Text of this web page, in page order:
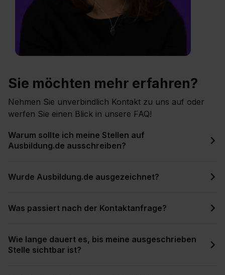
Sie möchten mehr erfahren?
Nehmen Sie unverbindlich Kontakt zu uns auf oder
werfen Sie einen Blick in unsere FAQ!
Warum sollte ich meine Stellen auf
Ausbildung.de ausschreiben?
Wurde Ausbildung.de ausgezeichnet?
Was passiert nach der Kontaktanfrage?
Wie lange dauert es, bis meine ausgeschrieben
Stelle sichtbar ist?